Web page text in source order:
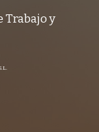
Trabajo y